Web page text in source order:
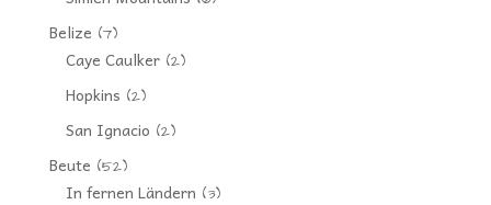
Belize (7)
Caye Caulker(2)
Hopkins (2)
San Ignacio (2)
Beute (52)
In fernen Ländern (3)